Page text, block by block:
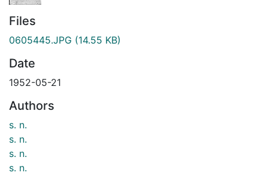
Files
0605445.JPG (14.55 KB)
Date
1952-05-21
Authors
s. n.
s. n.
s. n.
s. n.